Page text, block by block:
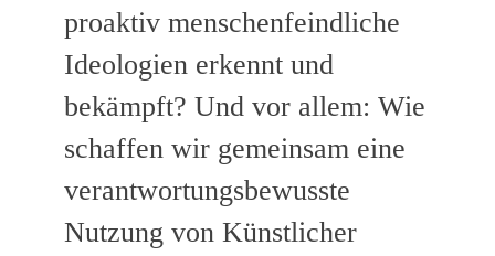
proaktiv menschenfeindliche
Ideologien erkennt und
bekämpft? Und vor allem: Wie
schaffen wir gemeinsam eine
verantwortungsbewusste
Nutzung von Künstlicher